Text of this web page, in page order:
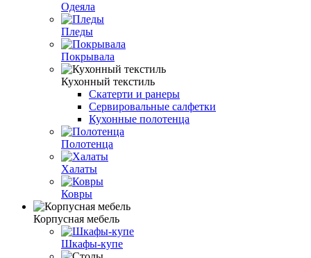
Одеяла
Пледы
Покрывала
Кухонный текстиль
Скатерти и ранеры
Сервировальные салфетки
Кухонные полотенца
Полотенца
Халаты
Ковры
Корпусная мебель
Шкафы-купе